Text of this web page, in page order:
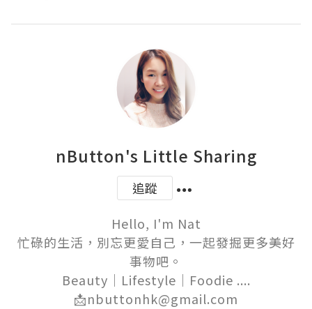
nButton's Little Sharing
追蹤
Hello, I'm Nat
忙碌的生活，別忘更愛自己，一起發掘更多美好
事物吧。
Beauty｜Lifestyle｜Foodie ....
📩nbuttonhk@gmail.com